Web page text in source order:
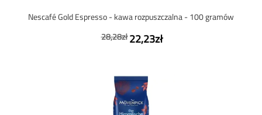
Nescafé Gold Espresso - kawa rozpuszczalna - 100 gramów
28,28zł 22,23zł